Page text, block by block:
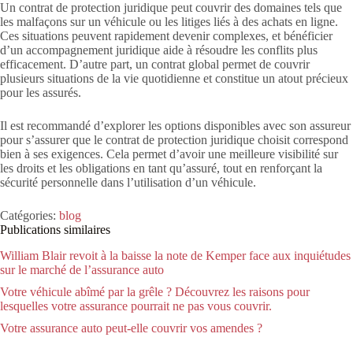
Un contrat de protection juridique peut couvrir des domaines tels que
les malfaçons sur un véhicule ou les litiges liés à des achats en ligne.
Ces situations peuvent rapidement devenir complexes, et bénéficier
d’un accompagnement juridique aide à résoudre les conflits plus
efficacement. D’autre part, un contrat global permet de couvrir
plusieurs situations de la vie quotidienne et constitue un atout précieux
pour les assurés.
Il est recommandé d’explorer les options disponibles avec son assureur
pour s’assurer que le contrat de protection juridique choisit correspond
bien à ses exigences. Cela permet d’avoir une meilleure visibilité sur
les droits et les obligations en tant qu’assuré, tout en renforçant la
sécurité personnelle dans l’utilisation d’un véhicule.
Catégories: blog
Publications similaires
William Blair revoit à la baisse la note de Kemper face aux inquiétudes
sur le marché de l’assurance auto
Votre véhicule abîmé par la grêle ? Découvrez les raisons pour
lesquelles votre assurance pourrait ne pas vous couvrir.
Votre assurance auto peut-elle couvrir vos amendes ?